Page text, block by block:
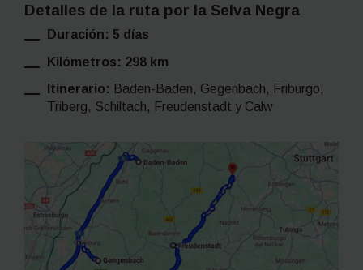
Detalles de la ruta por la Selva Negra
Duración: 5 días
Kilómetros: 298 km
Itinerario: Baden-Baden, Gegenbach, Friburgo,
Triberg, Schiltach, Freudenstadt y Calw